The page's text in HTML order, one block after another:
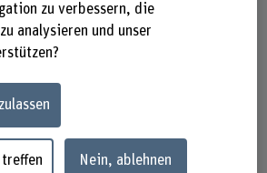
zu verbessern, die
analysieren und unser
treffen Nein, ablehnen